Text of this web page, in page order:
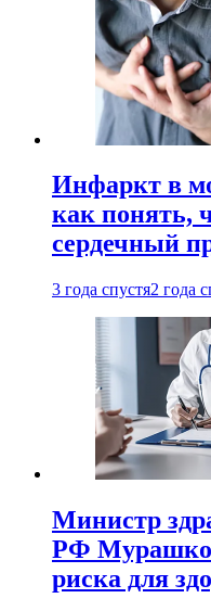
Инфаркт в
как понять,
сердечный
3 года спустя2 года
Министр
РФ Мурашко
риска для